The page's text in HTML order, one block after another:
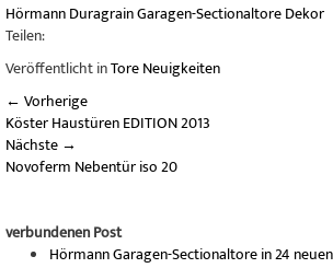
HörmannDuragrainGaragen-SectionaltoreDekor
Teilen:
Veröffentlicht inTore Neuigkeiten
← Vorherige
Köster Haustüren EDITION 2013
Nächste →
Novoferm Nebentür iso 20
verbundenen Post
Hörmann Garagen-Sectionaltore in 24